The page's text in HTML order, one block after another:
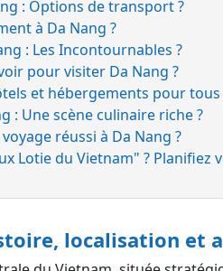
: Options de transport ?
à Da Nang ?
: Les Incontournables ?
pour visiter Da Nang ?
et hébergements pour
: Une scène culinaire riche ?
réussi à Da Nang ?
Lotie du Vietnam" ? Planifiez
localisation et